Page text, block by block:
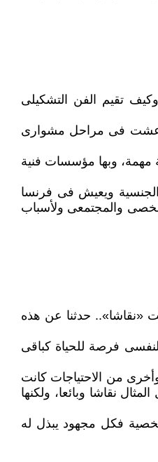
تقيم الفن التشكيلى
عشت فى مراحل مشوارى
مهمة، وبها مؤسسات فنية
ويعيش فى فرنسا
والمجتمعى ولأسباب
«نقاشا».. حدثنا عن هذه
فرصة للحياة كباقى
وأخرى من الاحتياجات كانت
نقاشا وبائعا، ولكنها
فكل مجهود يبذل له